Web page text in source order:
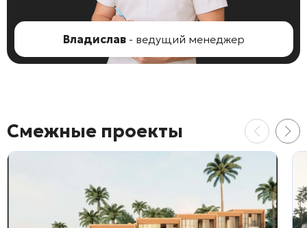
Владислав - ведущий менеджер
Смежные проекты